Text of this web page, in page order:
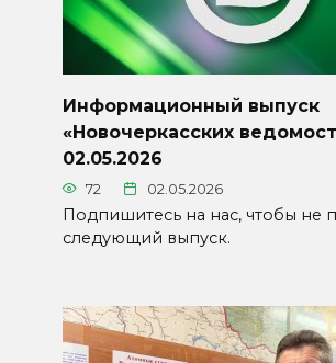
Информационный выпуск
«Новочеркасских
02.05.2026
72 02.05.2026
Подпишитесь на нас, чтобы не
следующий выпуск.